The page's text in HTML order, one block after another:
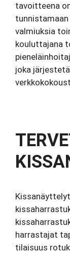
tavoitteena
valmiuksia
kouluttajana
joka
harrastajat
tilaisuus